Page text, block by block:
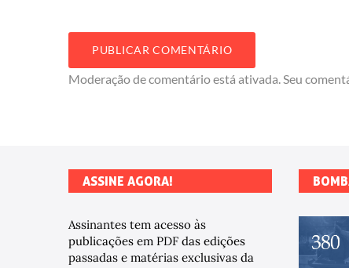
Moderação de comentário está ativada. Seu
ASSINE AGORA!
Assinantes tem acesso às
publicações em PDF das edições
passadas e matérias exclusivas da